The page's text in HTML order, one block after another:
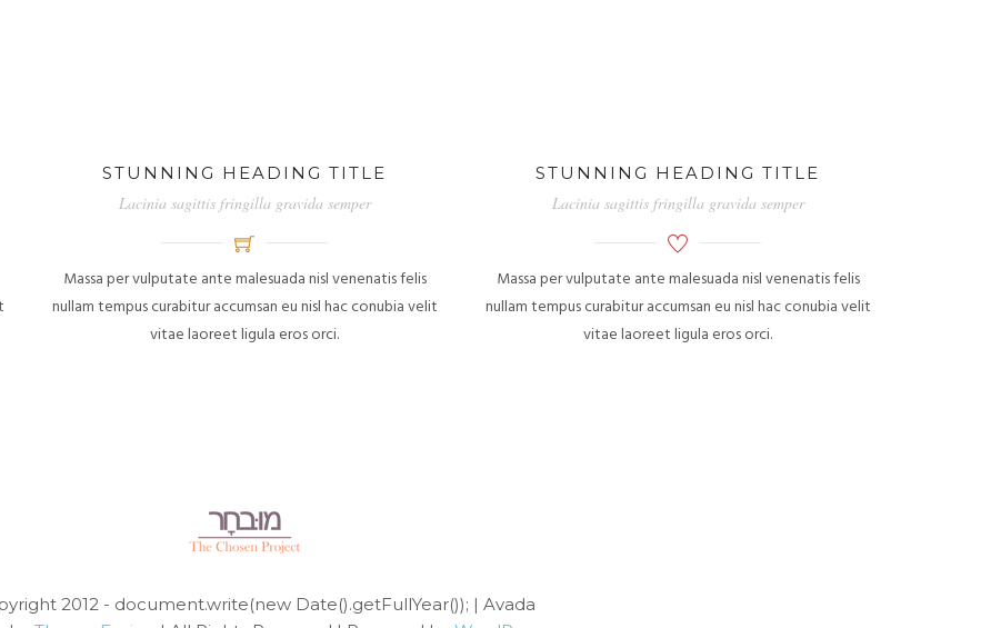
STUNNING HEADING TITLE
Lacinia sagittis fringilla gravida semper
Massa per vulputate ante malesuada nisl venenatis felis
nullam tempus curabitur accumsan eu nisl hac conubia velit
vitae laoreet ligula eros orci.
STUNNING HEADING TITLE
Lacinia sagittis fringilla gravida semper
Massa per vulputate ante malesuada nisl venenatis felis
nullam tempus curabitur accumsan eu nisl hac conubia velit
vitae laoreet ligula eros orci.
2012 - document.write(new Date().getFullYear()); | Avada